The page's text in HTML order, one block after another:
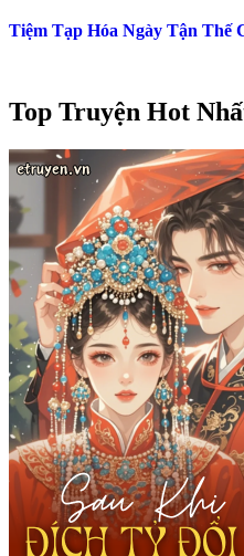
Tiệm Tạp Hóa Ngày Tận Thế
Top Truyện Hot